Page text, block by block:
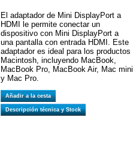
El adaptador de Mini DisplayPort a
HDMI le permite conectar un
dispositivo con Mini DisplayPort a
una pantalla con entrada HDMI. Este
adaptador es ideal para los productos
Macintosh, incluyendo MacBook,
MacBook Pro, MacBook Air, Mac mini
y Mac Pro.
Añadir a la cesta
Descripción técnica y Stock